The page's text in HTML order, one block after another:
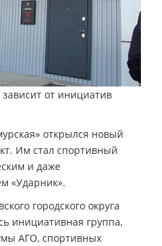
от инициатив
открылся новый
Им стал спортивный
и даже
«Ударник».
городского округа
инициативная группа,
АГО, спортивных